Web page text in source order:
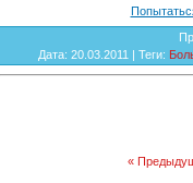
Дата: 20.03.2011 | Теги:
«